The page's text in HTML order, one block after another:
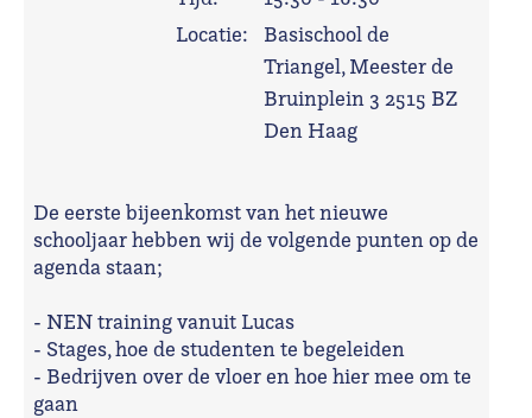
Locatie:
Basischool de
Triangel, Meester de
Bruinplein 3 2515 BZ
Den Haag
De eerste bijeenkomst van het nieuwe
schooljaar hebben wij de volgende punten op de
agenda staan;
- NEN training vanuit Lucas
- Stages, hoe de studenten te begeleiden
- Bedrijven over de vloer en hoe hier mee om te
gaan